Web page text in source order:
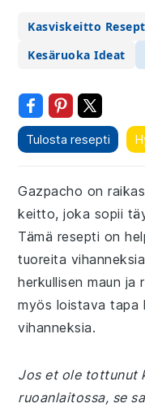
Kasviskeitto
Kesäruoka Ideat
Tulosta resepti
Gazpacho on
keitto, joka sopii
Tämä resepti on
tuoreita
herkullisen maun ja
myös loistava tapa
vihanneksia.
Jos et ole tottunut
ruoanlaitossa, se